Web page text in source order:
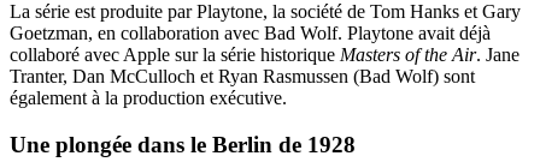
La série est produite par Playtone, la société de Tom Hanks et Gary
Goetzman, en collaboration avec Bad Wolf. Playtone avait déjà
collaboré avec Apple sur la série historique Masters of the Air. Jane
Tranter, Dan McCulloch et Ryan Rasmussen (Bad Wolf) sont
également à la production exécutive.
Une plongée dans le Berlin de 1928